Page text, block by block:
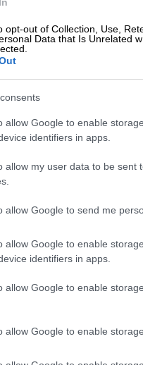
opt-out of Collection, Use,
Data that Is Unrelated
allow Google to enable
identifiers in apps.
allow my user data to be sent
allow Google to send me
allow Google to enable
identifiers in apps.
allow Google to enable
allow Google to enable
video
ο εισαγγελέας
από την
σύλληψης,